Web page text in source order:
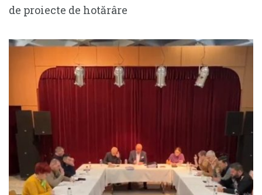
de proiecte de hotărâre